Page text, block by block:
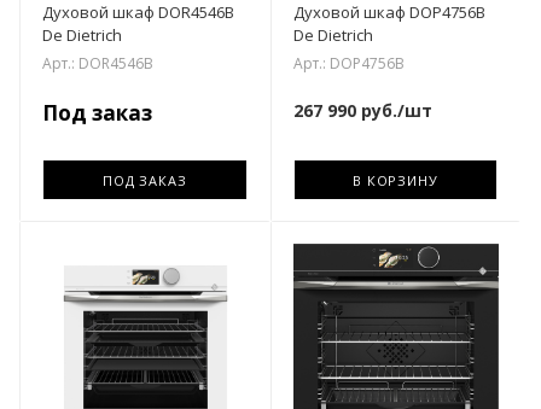
Духовой шкаф DOR4546B
De Dietrich
Арт.: DOR4546B
Под заказ
ПОД ЗАКАЗ
Духовой шкаф DOP4756B
De Dietrich
Арт.: DOP4756B
267 990руб./шт
В КОРЗИНУ